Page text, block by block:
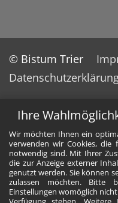
Ihre
Wir möchten Ihnen ein
verwenden wir Cookies, die
notwendig sind. Mit Ihrer
die zur Anzeige externer
genutzt werden. Sie können
zulassen möchten. Bitte
Einstellungen womöglich
© Bistum Trier